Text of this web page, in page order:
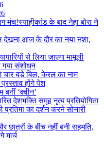
के बाद नेहा बोरा ने
देखना आज के दौर का नया नशा,
से लिया जाएगा मामूली
गया संशोधन
चार बड़े बिल, केरल का नाम
होंगे पेश
‘क्वीन’
देशभक्ति समूह नृत्य प्रतियोगिता
प्रतिमा का दर्शन करने सोनारी
छात्रों के बीच नहीं बनी सहमति,
मार्च